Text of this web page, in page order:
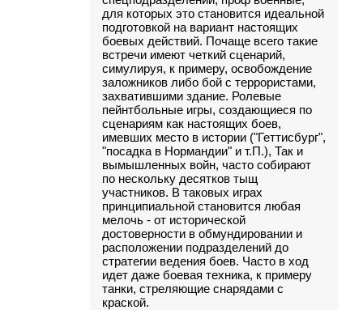
для которых это становится идеальной
подготовкой на вариант настоящих
боевых действий. Почаще всего такие
встречи имеют четкий сценарий,
симулируя, к примеру, освобождение
заложников либо бой с террористами,
захватившими здание. Ролевые
пейнтбольные игры, создающиеся по
сценариям как настоящих боев,
имевших место в истории ("Геттисбург",
"посадка в Нормандии" и т.П.), Так и
вымышленных войн, часто собирают
по нескольку десятков тыщ
участников. В таковых играх
принципиальной становится любая
мелочь - от исторической
достоверности в обмундировании и
расположении подразделений до
стратегии ведения боев. Часто в ход
идет даже боевая техника, к примеру
танки, стреляющие снарядами с
краской.